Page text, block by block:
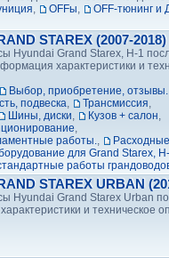
, OFFы,
OFF-тюнинг и
STAREX (2007-2018)
Hyundai Grand Starex, H-1
характеристики и
Выбор, приобретение, отзывы.
подвеска, Трансмиссия,
Шины, диски, Кузов + салон,
,
работы.,
для Grand Starex,
работы
STAREX URBAN
Hyundai Grand Starex Urban
и техническое